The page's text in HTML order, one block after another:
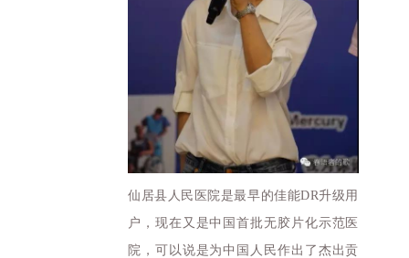
仙居县人民医院是最早的佳能DR升级用
户，现在又是中国首批无胶片化示范医
院，可以说是为中国人民作出了杰出贡